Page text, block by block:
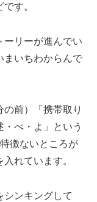
す。
ーリーが進んでい
まいちわからんで
前）「携帯取り
べ・よ」という
徴ないところが
れています。
シンキングして